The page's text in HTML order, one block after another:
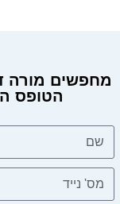
מחפשים מורה
הטופס הבא